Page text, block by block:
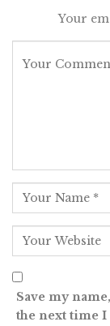
Your
Save my
the next time